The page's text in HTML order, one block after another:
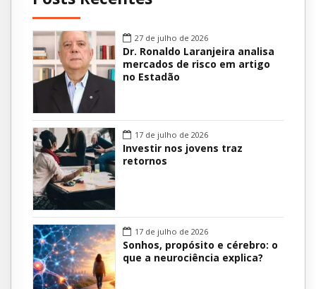
27 de julho de 2026
Dr. Ronaldo Laranjeira analisa
mercados de risco em artigo
no Estadão
17 de julho de 2026
Investir nos jovens traz
retornos
17 de julho de 2026
Sonhos, propósito e cérebro: o
que a neurociência explica?